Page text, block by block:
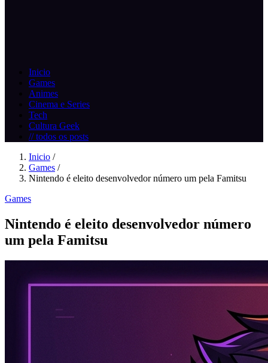
Inicio
Games
Animes
Cinema e Series
Tech
Cultura Geek
// todos os posts
Inicio /
Games /
Nintendo é eleito desenvolvedor número um pela Famitsu
Games
Nintendo é eleito desenvolvedor número
um pela Famitsu